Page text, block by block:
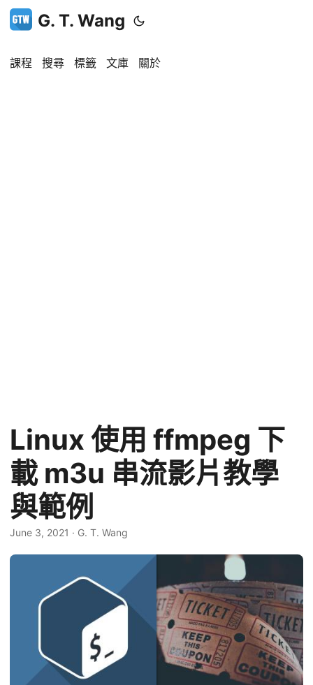
G. T. Wang
課程 搜尋 標籤 文庫 關於
Linux 使用 ffmpeg 下
載 m3u 串流影片教學
與範例
June 3, 2021 · G. T. Wang